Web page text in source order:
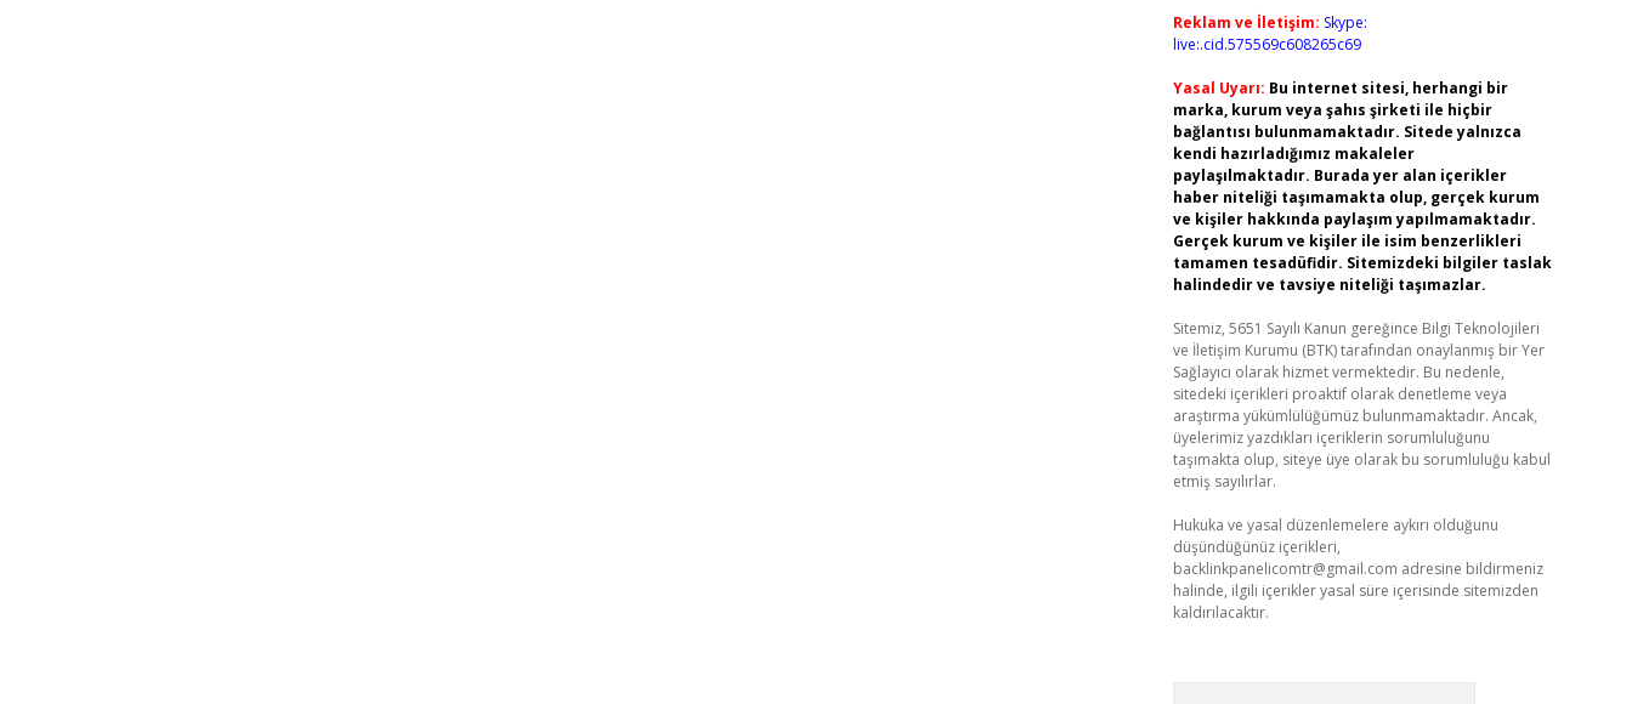
Reklam ve İletişim: Skype:
live:.cid.575569c608265c69
Yasal Uyarı: Bu internet sitesi, herhangi bir
marka, kurum veya şahıs şirketi ile hiçbir
bağlantısı bulunmamaktadır. Sitede yalnızca
kendi hazırladığımız makaleler
paylaşılmaktadır. Burada yer alan içerikler
haber niteliği taşımamakta olup, gerçek kurum
ve kişiler hakkında paylaşım yapılmamaktadır.
Gerçek kurum ve kişiler ile isim benzerlikleri
tamamen tesadüfidir. Sitemizdeki bilgiler taslak
halindedir ve tavsiye niteliği taşımazlar.
Sitemiz, 5651 Sayılı Kanun gereğince Bilgi Teknolojileri
ve İletişim Kurumu (BTK) tarafından onaylanmış bir Yer
Sağlayıcı olarak hizmet vermektedir. Bu nedenle,
sitedeki içerikleri proaktif olarak denetleme veya
araştırma yükümlülüğümüz bulunmamaktadır. Ancak,
üyelerimiz yazdıkları içeriklerin sorumluluğunu
taşımakta olup, siteye üye olarak bu sorumluluğu kabul
etmiş sayılırlar.
Hukuka ve yasal düzenlemelere aykırı olduğunu
düşündüğünüz içerikleri,
backlinkpanelicomtr@gmail.com adresine bildirmeniz
halinde, ilgili içerikler yasal süre içerisinde sitemizden
kaldırılacaktır.